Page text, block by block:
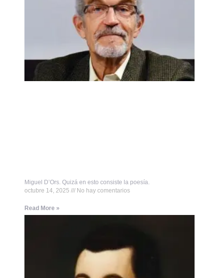
Miguel D’Ors. Quizá en esto consiste la poesía.
octubre 14, 2025
No hay comentarios
Read More »